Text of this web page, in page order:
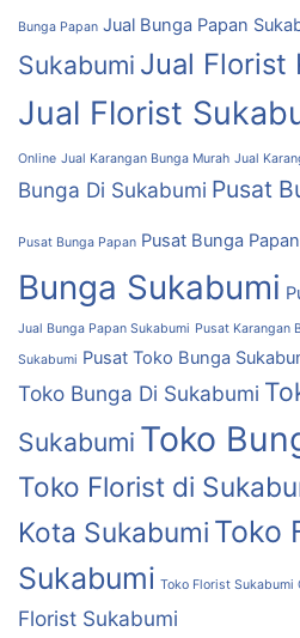
Bunga Papan Jual Bunga Papan
Sukabumi Jual Florist
Jual Florist
Online Jual Karangan Bunga Murah Jual
Bunga Di Sukabumi Pusat
Pusat Bunga Papan Pusat Bunga
Bunga Sukabumi
Jual Bunga Papan Sukabumi Pusat Karangan
Sukabumi Pusat Toko Bunga
Toko Bunga Di Sukabumi
Sukabumi Toko
Toko Florist di
Kota Sukabumi Toko
Sukabumi Toko Florist Sukabumi
Florist Sukabumi